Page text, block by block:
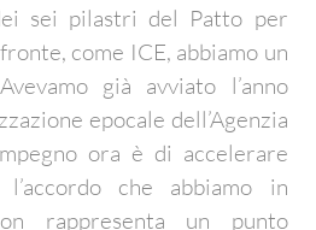
sei pilastri del Patto per
come ICE, abbiamo un
già avviato l’anno
epocale dell’Agenzia
ora è di accelerare
l’accordo che abbiamo in
rappresenta un punto